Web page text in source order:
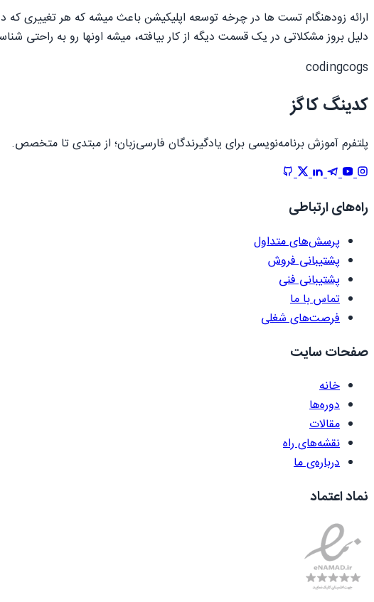
ارائه زودهنگام تست ها در چرخه توسعه اپلیکیشن باعث میشه که هر تغییری
دلیل بروز مشکلاتی در یک قسمت دیگه از کار بیافته، میشه اونها رو به راحتی
codingcogs
کدینگ کاگز
پلتفرم آموزش برنامه‌نویسی برای یادگیرندگان فارسی‌زبان؛ از مبتدی تا متخصص.
راه‌های ارتباطی
پرسش‌های متداول
پشتیبانی فروش
پشتیبانی فنی
تماس با ما
فرصت‌های شغلی
صفحات سایت
خانه
دوره‌ها
مقالات
نقشه‌های راه
درباره‌ی ما
نماد اعتماد